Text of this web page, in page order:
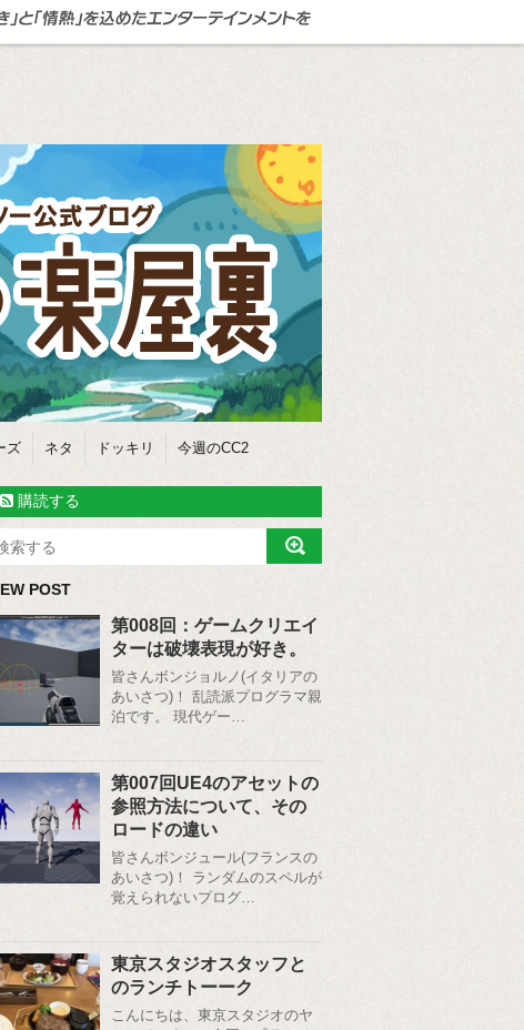
ズ ネタ ドッキリ 今週のCC2
購読する
POST
第008回：ゲームクリエイ
ターは破壊表現が好き。
皆さんボンジョルノ(イタリアの
あいさつ)！ 乱読派プログラマ親
泊です。 現代ゲー…
第007回UE4のアセットの
参照方法について、その
ロードの違い
皆さんボンジュール(フランスの
あいさつ)！ ランダムのスペルが
覚えられないプログ…
東京スタジオスタッフと
のランチトーーク
こんにちは、東京スタジオのヤ